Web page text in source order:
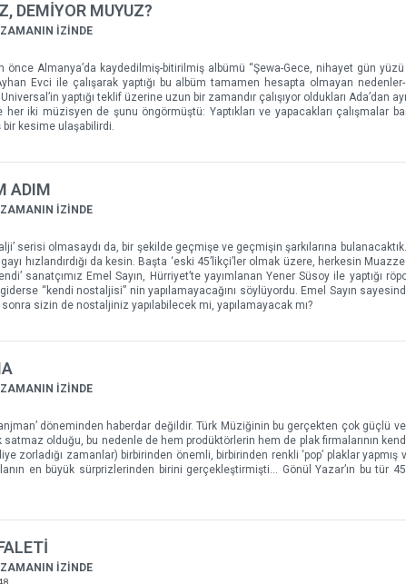
DEMİYOR MUYUZ?
İZİNDE
önce Almanya’da kaydedilmiş-bitirilmiş albümü “Şewa-Gece, nihayet gün yüzü
Evci ile çalışarak yaptığı bu albüm tamamen hesapta olmayan
yaptığı teklif üzerine uzun bir zamandır çalışıyor oldukları Ada’dan
her iki müzisyen de şunu öngörmüştü: Yaptıkları ve yapacakları çalışmalar
bir kesime ulaşabilirdi.
ADIM
İZİNDE
serisi olmasaydı da, bir şekilde geçmişe ve geçmişin şarkılarına
hızlandırdığı da kesin. Başta ‘eski 45’likçi’ler olmak üzere, herkesin
sanatçımız Emel Sayın, Hürriyet’te yayımlanan Yener Süsoy ile yaptığı
giderse “kendi nostaljisi” nin yapılamayacağını söylüyordu. Emel Sayın
sizin de nostaljiniz yapılabilecek mi, yapılamayacak mı?
İZİNDE
döneminden haberdar değildir. Türk Müziğinin bu gerçekten çok güçlü
olduğu, bu nedenle de hem prodüktörlerin hem de plak firmalarının
zorladığı zamanlar) birbirinden önemli, birbirinden renkli ‘pop’ plaklar yapmış
en büyük sürprizlerinden birini gerçekleştirmişti… Gönül Yazar’ın bu tür
İZİNDE